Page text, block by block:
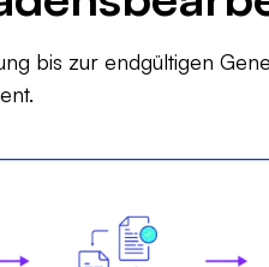
bis zur endgültigen